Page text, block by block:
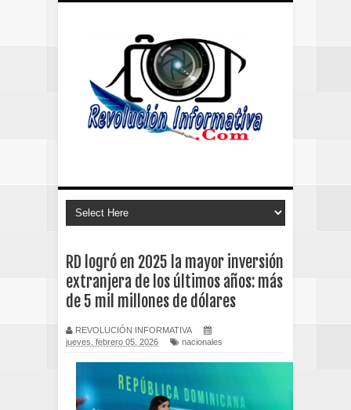
RD logró en 2025 la mayor inversión
extranjera de los últimos años: más
de 5 mil millones de dólares
REVOLUCIÓN INFORMATIVA
jueves, febrero 05, 2026
nacionales